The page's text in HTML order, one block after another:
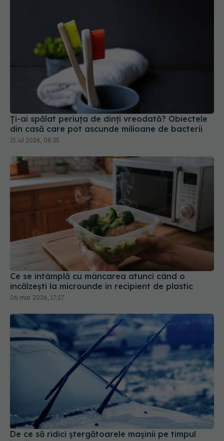
Ți-ai spălat periuța de dinți vreodată? Obiectele
din casă care pot ascunde milioane de bacterii
15 iul 2026, 08:35
Ce se întâmplă cu mâncarea atunci când o
încălzești la microunde în recipient de plastic
06 mar 2026, 17:27
De ce să ridici ștergătoarele mașinii pe timpul
15 ian 2026, 10:05